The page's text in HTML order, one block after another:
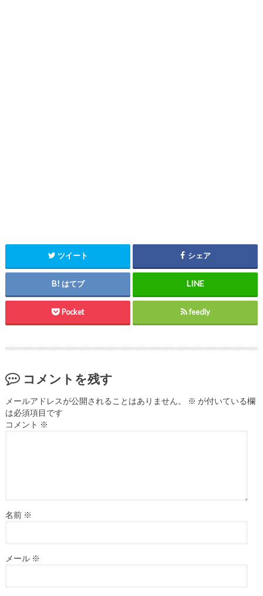
ツイート シェア
はてブ
Pocket feedly
コメントを残す
メールアドレスが公開されることはありません。 ※ が付いている欄
は必須項目です
コメント ※
名前 ※
メール ※